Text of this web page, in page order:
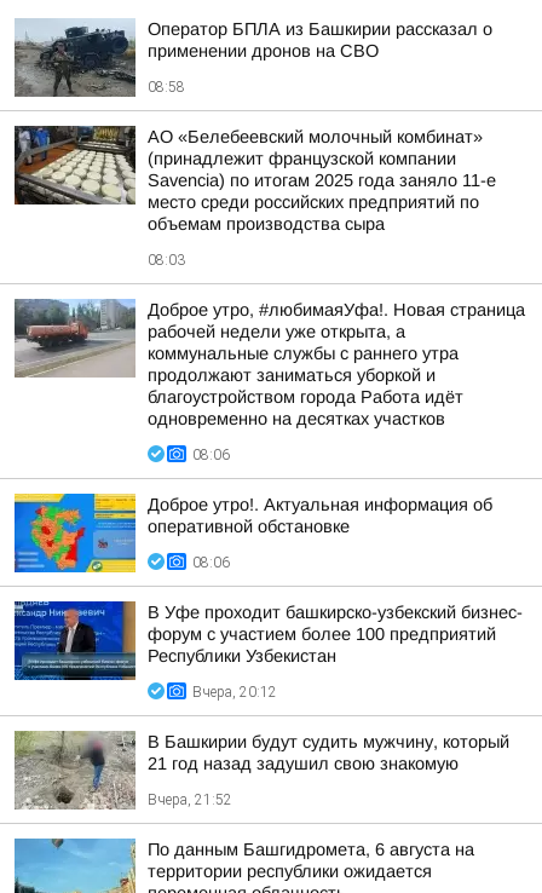
Оператор БПЛА из Башкирии рассказал о
применении дронов на СВО
08:58
АО «Белебеевский молочный комбинат»
(принадлежит французской компании
Savencia) по итогам 2025 года заняло 11-е
место среди российских предприятий по
объемам производства сыра
08:03
Доброе утро, #любимаяУфа!. Новая страница
рабочей недели уже открыта, а
коммунальные службы с раннего утра
продолжают заниматься уборкой и
благоустройством города Работа идёт
одновременно на десятках участков
08:06
Доброе утро!. Актуальная информация об
оперативной обстановке
08:06
В Уфе проходит башкирско-узбекский бизнес-
форум с участием более 100 предприятий
Республики Узбекистан
Вчера, 20:12
В Башкирии будут судить мужчину, который
21 год назад задушил свою знакомую
Вчера, 21:52
По данным Башгидромета, 6 августа на
территории республики ожидается